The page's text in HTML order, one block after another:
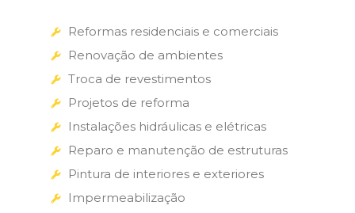
Reformas residenciais e comerciais
Renovação de ambientes
Troca de revestimentos
Projetos de reforma
Instalações hidráulicas e elétricas
Reparo e manutenção de estruturas
Pintura de interiores e exteriores
Impermeabilização